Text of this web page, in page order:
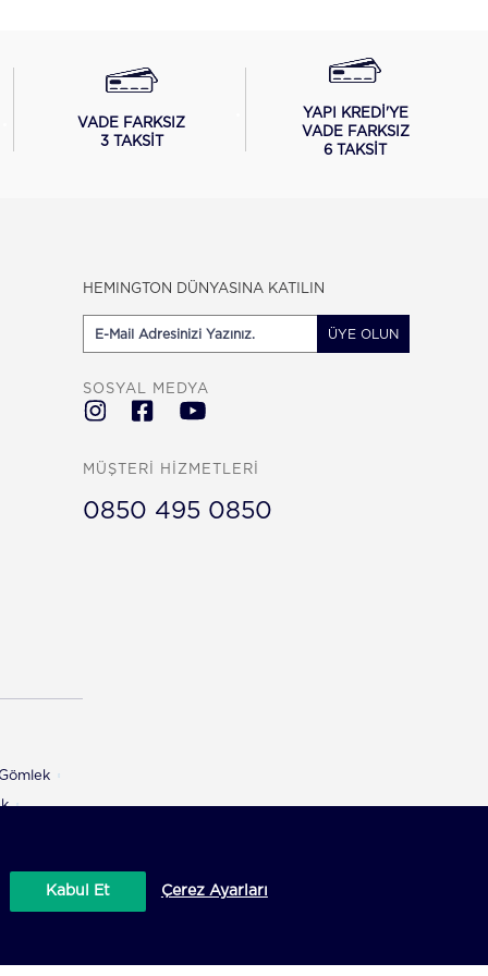
VADE FARKSIZ
3 TAKSİT
YAPI KREDİ'YE
VADE FARKSIZ
6 TAKSİT
Gömlek
HEMINGTON DÜNYASINA KATILIN
ÜYE OLUN
SOSYAL MEDYA
MÜŞTERİ HİZMETLERİ
0850 495 0850